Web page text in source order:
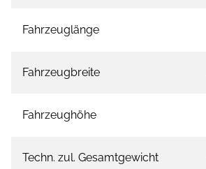
Fahrzeuglänge
Fahrzeugbreite
Fahrzeughöhe
Techn. zul. Gesamtgewicht